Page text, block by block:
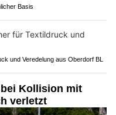
Basis
und Veredelung aus Oberdorf BL
Kollision mit
verletzt